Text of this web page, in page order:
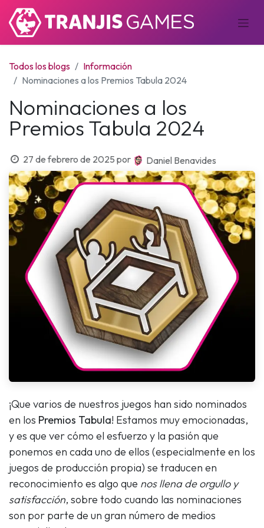
Todos los blogs
Información
Nominaciones a los Premios Tabula 2024
Nominaciones a los
Premios Tabula 2024
27 de febrero de 2025 por Daniel Benavides
¡Que varios de nuestros juegos han sido nominados
en los Premios Tabula! Estamos muy emocionadas,
y es que ver cómo el esfuerzo y la pasión que
ponemos en cada uno de ellos (especialmente en los
juegos de producción propia) se traducen en
reconocimiento es algo que nos llena de orgullo y
satisfacción, sobre todo cuando las nominaciones
son por parte de un gran número de medios